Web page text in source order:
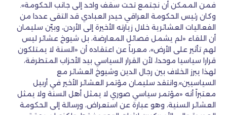
فمن الممكن أن نجتمع تحت سقف واحد إلى جانب الحكومة».
وكان رئيس الحكومة العراقي حيدر العبادي قد التقى عددا من
الفعاليات العشائرية خلال زيارته الأخيرة إلى الأردن، وبيّن سليمان
أن اللقاء «لم يشمل فصائل المعارضة، بل شيوخ عشائر ليس
لهم تأثير على الأرض»، معرباً عن اعتقاده أن «السنة لا يمتلكون
قرارا سياسيا موحدا، لأن القرار السياسي بيد الأحزاب المتطرفة،
لهذا يبرز الخلاف بين رجال الدين وشيوخ العشائر مع
السياسيين».وانتقد سليمان مؤتمر العشائر الأخير في أربيل
معتبراً أنه «مؤتمر سياسي صوري لا يمثل أهل السنة ولا يمثل
العشائر السنية، وهو عبارة عن استعراض، ورسالة إلى الحكومة